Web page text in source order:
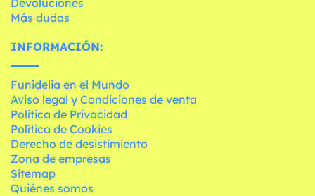
Más dudas
INFORMACIÓN:
Funidelia en el Mundo
Aviso legal y Condiciones de venta
Política de Privacidad
Política de Cookies
Derecho de desistimiento
Zona de empresas
Sitemap
Quiénes somos